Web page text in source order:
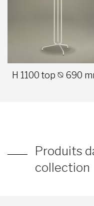
H 1100 top ⦰ 690
Produits
collection